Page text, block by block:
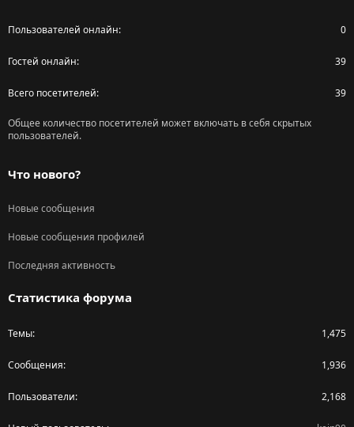
Пользователей онлайн 0
Гостей онлайн 39
Всего посетителей 39
Общее количество посетителей может включать в себя скрытых
пользователей.
Что нового?
Новые сообщения
Новые сообщения профилей
Последняя активность
Статистика форума
Темы 1,475
Сообщения 1,936
Пользователи 2,168